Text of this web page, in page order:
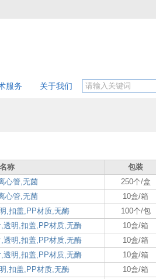
服务 关于我们
称 包装
心管,无菌 250个/盒
心管,无菌 10盒/箱
,扣盖,PP材质,无酶 100个/包
透明,扣盖,PP材质,无酶 10盒/箱
透明,扣盖,PP材质,无酶 10盒/箱
透明,扣盖,PP材质,无酶 10盒/箱
,扣盖,PP材质,无酶 10盒/箱